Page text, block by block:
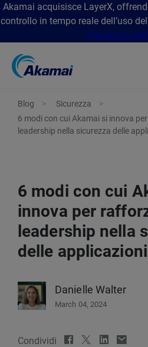
Akamai acquisisce LayerX,
controllo in tempo reale dell’uso
Visualizza
Blog
Sicurezza
6 modi con cui Akamai si innova
leadership nella sicurezza delle
6 modi con cui
innova per
leadership nella
delle applicazioni
Danielle Walter
March 04, 2024
Condividi